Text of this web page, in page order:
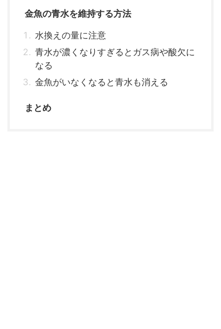
金魚の青水を維持する方法
水換えの量に注意
青水が濃くなりすぎるとガス病や酸欠に
なる
金魚がいなくなると青水も消える
まとめ